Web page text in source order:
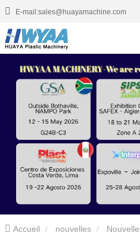
E-mail:sales@huayamachine.com
Accueil nouvelles